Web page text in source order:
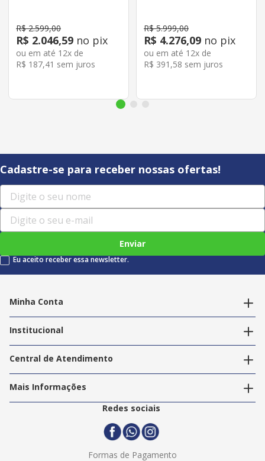
R$ 2.599,00
R$ 2.046,59 no pix
ou em até 12x de
R$ 187,41 sem juros
R$ 5.999,00
R$ 4.276,09 no pix
ou em até 12x de
R$ 391 ,58 sem juros
Cadastre-se para receber nossas ofertas!
Enviar
Eu aceito receber essa newsletter.
Minha Conta
Editar endereços
Institucional
Nossas Lojas
Trabalhe Conosco
Central de Atendimento
Política de Privacidade
Termos e Condições
Politica de Entrega
Mais Informações
2ª Via Nota Fiscal
Redes sociais
Formas de Pagamento